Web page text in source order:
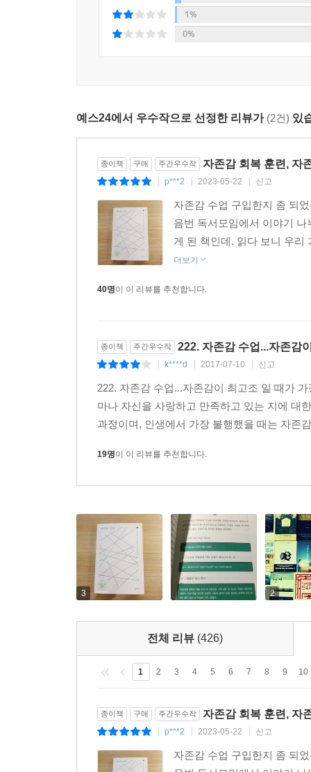
“자존감이 정말 높아질 수도 있나요?”라는 질
비유하고 있다. “우리는 자존감에 올라타 중심
무기력에 빠진 사람에게는 〈당장 책을 덮고 나
〈괜찮아 일기 쓰기〉 〈나를 위한 선물 고르기
〈나쁜 습관과 이별 계획 세우기〉 〈자기 자신
두려워하는 건 …… 구나”라고 말하기〉 〈‘사는
곳곳에 소개한다. 이 훈련에는 매우 인상적인
불편함마저 이해시키고 설득해낸다는 점이다.
행동하도록 이끈다. 책을 읽으면서 강력한 신뢰
자존감 낮은 건 부모님 때문? 칭찬 많이 받은 아이
잘못된 칭찬은 공허감만 키우고, 자존감은 부모에
우리가 잘못 알고 있는 자존감에 대한 오류와 편견
말아야 한다고 꼬집는다. 그 중 가장 널리 퍼진
회복되면 행복해진다” “자존감이 강하면 나
자존감을 잘 회복한 사람은 나르시시스트가 아니
자기혐오, 죄책감, 무기력, 열등감, 창피함, 분노,
자주 느끼는 핵심 감정 다스리게 만드는 ‘감정 사용
알려준다는 데 있다. 자기혐오, 죄책감, 무기력,
가장 자주 느끼는 ‘핵심 감정’을 찾아내 감정
배려하며 용기를 북돋운다. 이 감정 훈련을 거
자기애와 당당함은 덤이다.
불안과 분노, 경쟁과 비교 시대,
1%
0%
예스24에서 우수작으로 선정한 리뷰가 (2건) 있
종이책 구매 주간우수작 자존감 회복 훈련, 자
p***2 2023-05-22 신고
자존감 수업 구입한지 좀 되
음번 독서모임에서 이야기
게 된 책인데. 읽다 보니 우리
더보기
40명이 이 리뷰를 추천합니다.
종이책 주간우수작 222. 자존감 수업...자존감
k****d 2017-07-10 신고
222. 자존감 수업...자존감이 최고조 일 때가
마나 자신을 사랑하고 만족하고 있는 지에 대
과정이며, 인생에서 가장 불행했을 때는 자존
19명이 이 리뷰를 추천합니다.
3 2
전체 리뷰 (426)
1 2 3 4 5 6 7 8 9 10
종이책 구매 주간우수작 자존감 회복 훈련, 자
p***2 2023-05-22 신고
자존감 수업 구입한지 좀 되